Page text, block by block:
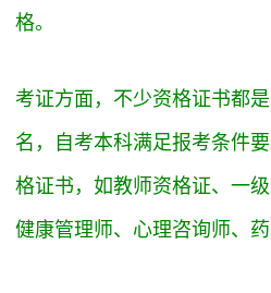
格。
考证方面，不少资格证书都
名，自考本科满足报考条件
格证书，如教师资格证、一
健康管理师、心理咨询师、药